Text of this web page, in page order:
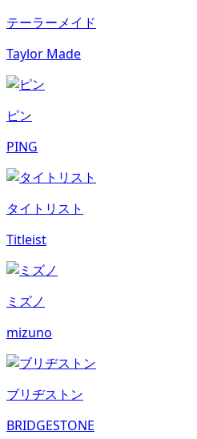
テーラーメイド
Taylor Made
ピン
PING
タイトリスト
Titleist
ミズノ
mizuno
ブリヂストン
BRIDGESTONE